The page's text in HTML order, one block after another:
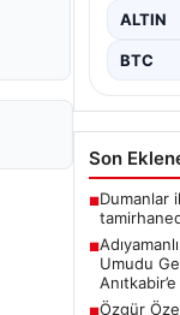
Zeynep
ALTIN
BTC
Son
■Dumanlar
■
Umudu
■Özgür